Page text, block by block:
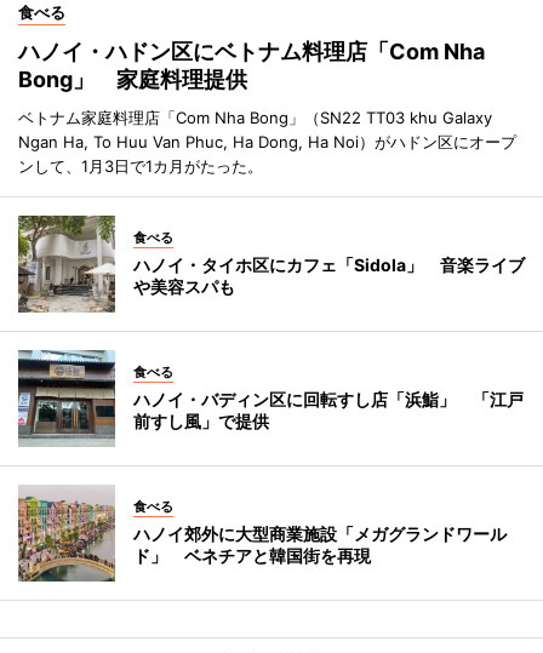
食べる
ハノイ・ハドン区にベトナム料理店「Com Nha
Bong」 家庭料理提供
ベトナム家庭料理店「Com Nha Bong」（SN22 TT03 khu Galaxy
Ngan Ha, To Huu Van Phuc, Ha Dong, Ha Noi）がハドン区にオープ
ンして、1月3日で1カ月がたった。
食べる
ハノイ・タイホ区にカフェ「Sidola」 音楽ライブ
や美容スパも
食べる
ハノイ・バディン区に回転すし店「浜鮨」 「江戸
前すし風」で提供
食べる
ハノイ郊外に大型商業施設「メガグランドワール
ド」 ベネチアと韓国街を再現